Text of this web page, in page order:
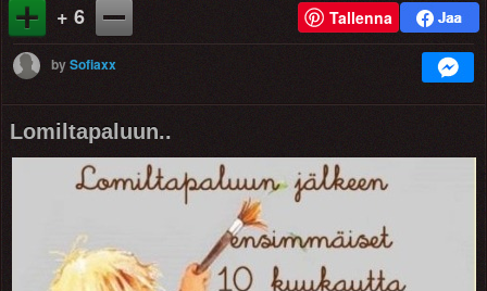
+ 6 Tallenna
bySofiaxx
Lomiltapaluun..